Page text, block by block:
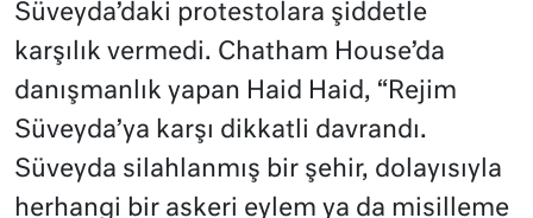
Süveyda’daki protestolara şiddetle
karşılık vermedi. Chatham House’da
danışmanlık yapan Haid Haid, “Rejim
Süveyda’ya karşı dikkatli davrandı.
Süveyda silahlanmış bir şehir, dolayısıyla
herhangi bir askeri eylem ya da misilleme